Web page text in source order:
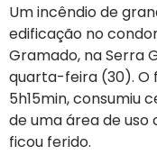
Um incêndio de
edificação no
Gramado, na Serra
quarta-feira (30). O
5h15min, consumiu
de uma área de uso
ficou ferido.